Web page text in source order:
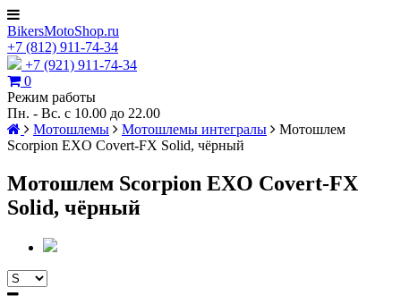
BikersMotoShop.ru
+7 (812) 911-74-34
+7 (921) 911-74-34
0
Режим работы
Пн. - Вс. с 10.00 до 22.00
Мотошлемы
Мотошлемы интегралы
Мотошлем
Scorpion EXO Covert-FX Solid, чёрный
Мотошлем Scorpion EXO Covert-FX
Solid, чёрный